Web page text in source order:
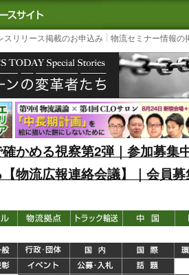
国内最大の物流ニュースサイト
3PL, SCMなど
スリリース掲載のお申込み 物流セミナー情報の
かめる視察第2弾｜参加募集
物流広報連絡会議】｜会員募